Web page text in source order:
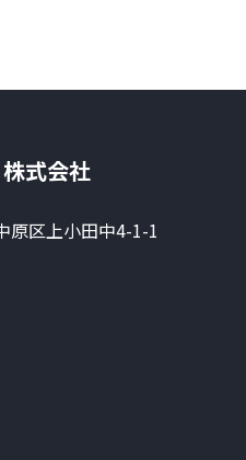
式会社
原区上小田中4-1-1